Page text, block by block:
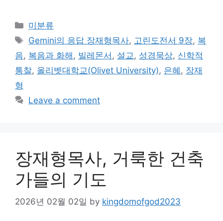
Categories
미분류
Tags
Gemini의 응답 장재형목사, 고린도전서 9장, 복
음, 복음과 화해 , 빌레몬서 , 설교, 성경묵상, 신학적
통찰, 올리벳대학교(Olivet University), 은혜 , 장재
형
Leave a comment
장재형목사, 거룩한 건축
가들의 기도
2026년 02월 02일 by kingdomofgod2023